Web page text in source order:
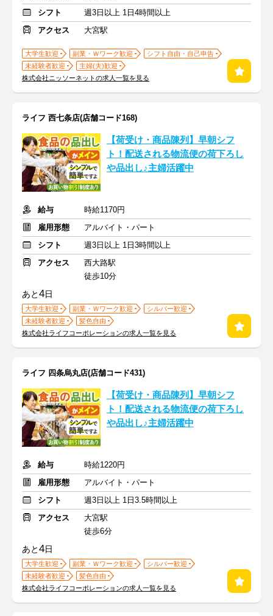
シフト
週3日以上 1日4時間以上
アクセス
大宮駅
大学生歓迎 副業・Ｗワーク歓迎
シフト自由・自己申告
未経験者歓迎
主婦(夫)歓迎
株式会社ニッソーネットの求人一覧を見る
ライフ 西七条店(店舗コード168)
【荷受け・商品陳列】早朝シフ
ト！配送される物流便の荷下ろし
や品出し♪主婦活躍中
給与
時給1170円
雇用形態
アルバイト・パート
シフト
週3日以上 1日3時間以上
アクセス
西大路駅
徒歩10分
あと4日
大学生歓迎 副業・Ｗワーク歓迎
シルバー歓迎
未経験者歓迎
髪色自由
株式会社ライフコーポレーションの求人一覧を見る
ライフ 四条烏丸店(店舗コード431)
【荷受け・商品陳列】早朝シフ
ト！配送される物流便の荷下ろし
や品出し♪主婦活躍中
給与
時給1220円
雇用形態
アルバイト・パート
シフト
週3日以上 1日3.5時間以上
アクセス
大宮駅
徒歩6分
あと4日
大学生歓迎 副業・Ｗワーク歓迎
シルバー歓迎
未経験者歓迎
髪色自由
株式会社ライフコーポレーションの求人一覧を見る